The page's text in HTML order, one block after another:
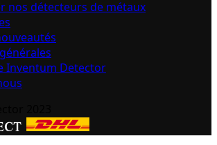
nos détecteurs de métaux
Inventum Detector